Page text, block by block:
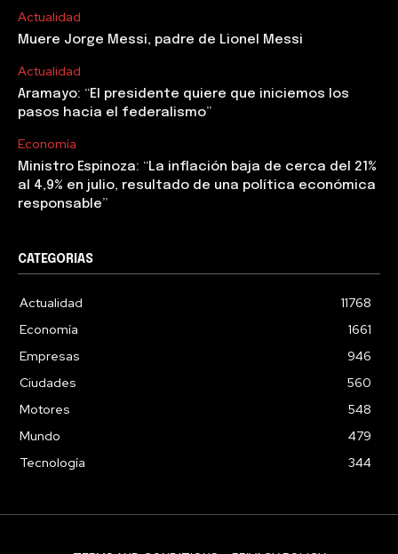
Actualidad
Muere Jorge Messi, padre de Lionel Messi
Actualidad
Aramayo: “El presidente quiere que iniciemos los
pasos hacia el federalismo”
Economía
Ministro Espinoza: “La inflación baja de cerca del 21%
al 4,9% en julio, resultado de una política económica
responsable”
CATEGORIAS
Actualidad
11768
Economía
1661
Empresas
946
Ciudades
560
Motores
548
Mundo
479
Tecnología
344